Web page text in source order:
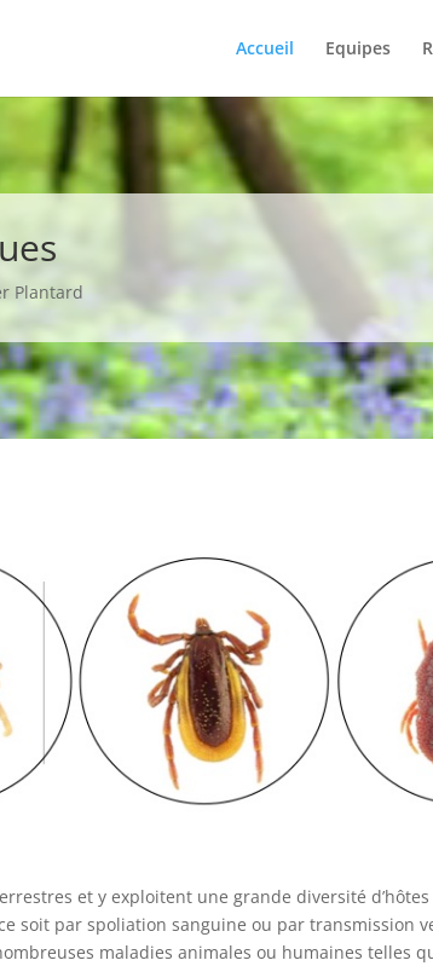
Accueil Equipes
Plantard
et y exploitent une grande diversité
soit par spoliation sanguine ou par transmission
maladies animales ou humaines telles